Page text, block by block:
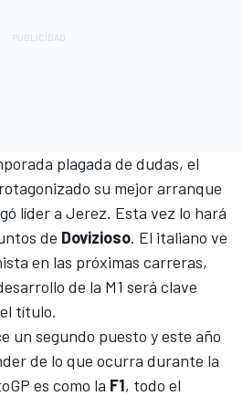
plagada de dudas, el
su mejor arranque
líder a Jerez. Esta vez lo hará
de Dovizioso. El italiano ve
en las próximas carreras,
de la M1 será clave
título.
un segundo puesto y este año
de lo que ocurra durante la
es como la F1, todo el